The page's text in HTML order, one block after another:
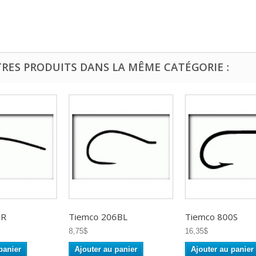
PRODUITS DANS LA MÊME CATÉGORIE :
Tiemco 206BL
8,75$
Ajouter au panier
Tiemco 800S
16,35$
Ajouter au panier